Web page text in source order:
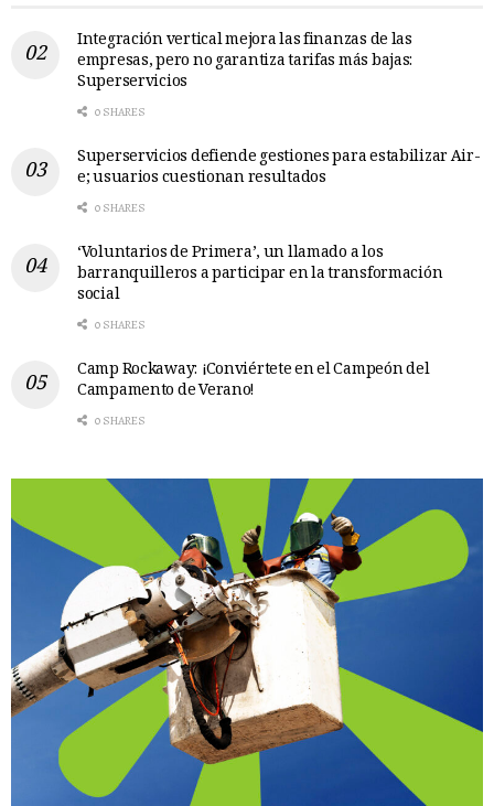
Integración vertical mejora las finanzas de las
empresas, pero no garantiza tarifas más bajas:
Superservicios
0 SHARES
Superservicios defiende gestiones para estabilizar Air-
e; usuarios cuestionan resultados
0 SHARES
‘Voluntarios de Primera’, un llamado a los
barranquilleros a participar en la transformación
social
0 SHARES
Camp Rockaway: ¡Conviértete en el Campeón del
Campamento de Verano!
0 SHARES